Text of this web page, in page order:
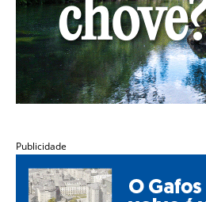
Publicidade